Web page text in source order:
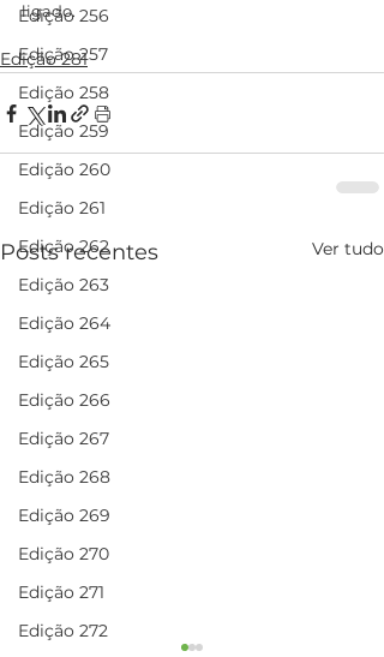
Edição 256
Edição 257
Edição 258
Edição 259
Edição 260
Edição 261
Edição 262
Edição 263
Edição 264
Edição 265
Edição 266
Edição 267
Edição 268
Edição 269
Edição 270
Edição 271
Edição 272
ligado.
Edição 281
Posts recentes Ver tudo